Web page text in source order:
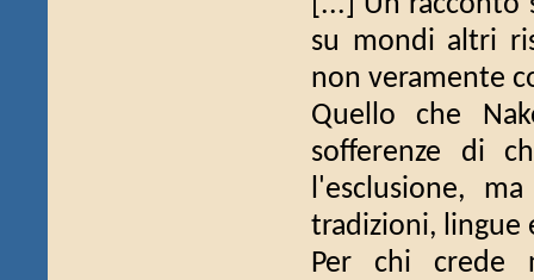
su mondi altri
non veramente
Quello che
sofferenze di
l'esclusione,
tradizioni, lingue
Per chi crede